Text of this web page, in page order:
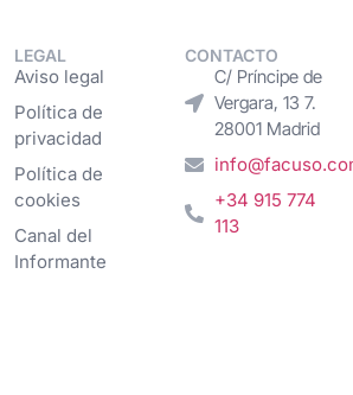
LEGAL
Aviso legal
Política de
privacidad
Política de
cookies
Canal del
Informante
CONTACTO
C/ Príncipe de
Vergara, 13 7.
28001 Madrid
+34 915 774
113